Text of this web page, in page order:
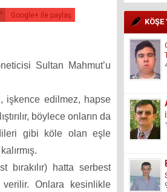
Google+ ile paylaş
Sultan Mahmut’u
işkence edilmez, hapse
böylece onların da
gibi köle olan eşle
bırakılır) hatta serbest
Onlara kesinlikle